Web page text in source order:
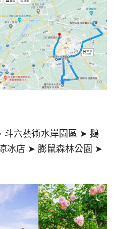
六藝術水岸園區 ➤ 鵝
冰店 ➤ 膨鼠森林公園 ➤